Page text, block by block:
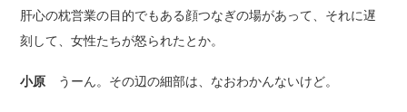
肝心の枕営業の目的でもある顔つなぎの場があって、それに遅
刻して、女性たちが怒られたとか。
小原 うーん。その辺の細部は、なおわかんないけど。